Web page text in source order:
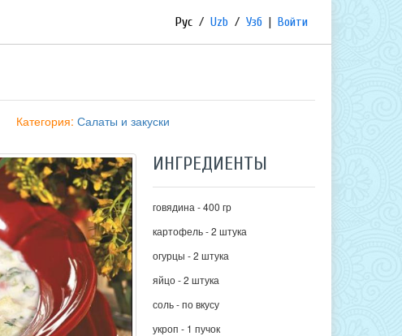
Рус / Uzb / Узб | Войти
Категория: Салаты и закуски
ИНГРЕДИЕНТЫ
говядина - 400 гр
картофель - 2 штука
огурцы - 2 штука
яйцо - 2 штука
соль - по вкусу
укроп - 1 пучок